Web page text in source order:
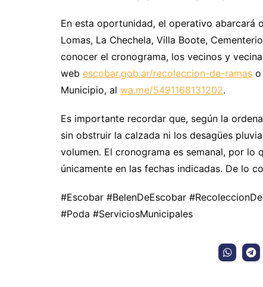
En esta oportunidad, el operativo abarcará
Lomas, La Chechela, Villa Boote,
conocer el cronograma, los vecinos y
web escobar.gob.ar/recoleccion-de-ramas o
Municipio, al wa.me/5491168131202.
Es importante recordar que, según la
sin obstruir la calzada ni los desagües
volumen. El cronograma es semanal, por lo
únicamente en las fechas indicadas. De lo
#Escobar #BelenDeEscobar
#Poda #ServiciosMunicipales